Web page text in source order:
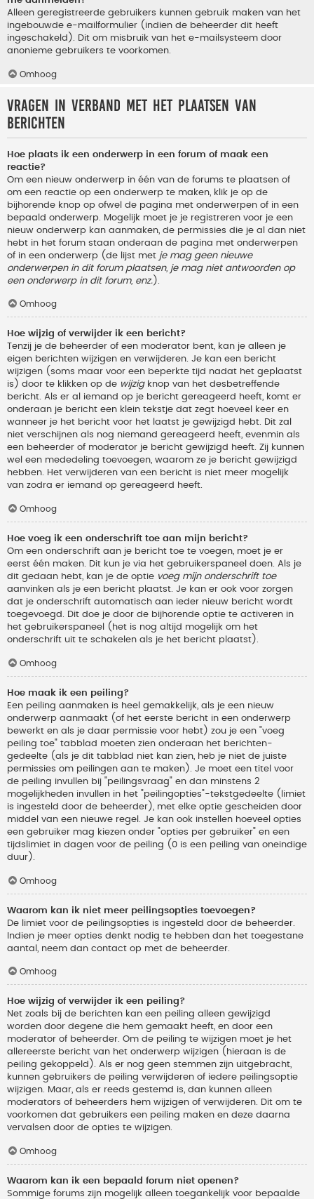
Alleen geregistreerde gebruikers kunnen gebruik maken van het
ingebouwde e-mailformulier (indien de beheerder dit heeft
ingeschakeld). Dit om misbruik van het e-mailsysteem door
anonieme gebruikers te voorkomen.
Omhoog
Vragen in verband met het plaatsen van
berichten
Hoe plaats ik een onderwerp in een forum of maak een
reactie?
Om een nieuw onderwerp in één van de forums te plaatsen of
om een reactie op een onderwerp te maken, klik je op de
bijhorende knop op ofwel de pagina met onderwerpen of in een
bepaald onderwerp. Mogelijk moet je je registreren voor je een
nieuw onderwerp kan aanmaken, de permissies die je al dan niet
hebt in het forum staan onderaan de pagina met onderwerpen
of in een onderwerp (de lijst met je mag geen nieuwe
onderwerpen in dit forum plaatsen, je mag niet antwoorden op
een onderwerp in dit forum, enz. ).
Omhoog
Hoe wijzig of verwijder ik een bericht?
Tenzij je de beheerder of een moderator bent, kan je alleen je
eigen berichten wijzigen en verwijderen. Je kan een bericht
wijzigen (soms maar voor een beperkte tijd nadat het geplaatst
is) door te klikken op de wijzigknop van het desbetreffende
bericht. Als er al iemand op je bericht gereageerd heeft, komt er
onderaan je bericht een klein tekstje dat zegt hoeveel keer en
wanneer je het bericht voor het laatst je gewijzigd hebt. Dit zal
niet verschijnen als nog niemand gereageerd heeft, evenmin als
een beheerder of moderator je bericht gewijzigd heeft. Zij kunnen
wel een mededeling toevoegen, waarom ze je bericht gewijzigd
hebben. Het verwijderen van een bericht is niet meer mogelijk
van zodra er iemand op gereageerd heeft.
Omhoog
Hoe voeg ik een onderschrift toe aan mijn bericht?
Om een onderschrift aan je bericht toe te voegen, moet je er
eerst één maken. Dit kun je via het gebruikerspaneel doen. Als je
dit gedaan hebt, kan je de optie voeg mijn onderschrift toe
aanvinken als je een bericht plaatst. Je kan er ook voor zorgen
dat je onderschrift automatisch aan ieder nieuw bericht wordt
toegevoegd. Dit doe je door de bijhorende optie te activeren in
het gebruikerspaneel (het is nog altijd mogelijk om het
onderschrift uit te schakelen als je het bericht plaatst).
Omhoog
Hoe maak ik een peiling?
Een peiling aanmaken is heel gemakkelijk, als je een nieuw
onderwerp aanmaakt (of het eerste bericht in een onderwerp
bewerkt en als je daar permissie voor hebt) zou je een "voeg
peiling toe" tabblad moeten zien onderaan het berichten-
gedeelte (als je dit tabblad niet kan zien, heb je niet de juiste
permissies om peilingen aan te maken). Je moet een titel voor
de peiling invullen bij "peilingsvraag" en dan minstens 2
mogelijkheden invullen in het "peilingopties"-tekstgedeelte (limiet
is ingesteld door de beheerder), met elke optie gescheiden door
middel van een nieuwe regel. Je kan ook instellen hoeveel opties
een gebruiker mag kiezen onder "opties per gebruiker" en een
tijdslimiet in dagen voor de peiling (0 is een peiling van oneindige
duur).
Omhoog
Waarom kan ik niet meer peilingsopties toevoegen?
De limiet voor de peilingsopties is ingesteld door de beheerder.
Indien je meer opties denkt nodig te hebben dan het toegestane
aantal, neem dan contact op met de beheerder.
Omhoog
Hoe wijzig of verwijder ik een peiling?
Net zoals bij de berichten kan een peiling alleen gewijzigd
worden door degene die hem gemaakt heeft, en door een
moderator of beheerder. Om de peiling te wijzigen moet je het
allereerste bericht van het onderwerp wijzigen (hieraan is de
peiling gekoppeld). Als er nog geen stemmen zijn uitgebracht,
kunnen gebruikers de peiling verwijderen of iedere peilingsoptie
wijzigen. Maar, als er reeds gestemd is, dan kunnen alleen
moderators of beheerders hem wijzigen of verwijderen. Dit om te
voorkomen dat gebruikers een peiling maken en deze daarna
vervalsen door de opties te wijzigen.
Omhoog
Waarom kan ik een bepaald forum niet openen?
Sommige forums zijn mogelijk alleen toegankelijk voor bepaalde